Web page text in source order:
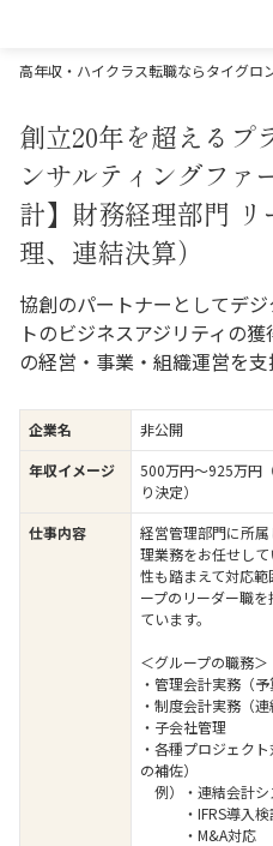
高年収・ハイクラス転職ならタイグロ
創立20年を超えるプ
ンサルティングファ
計】財務経理部門
理、連結決算）
協創のパートナーとしてデ
トのビジネスアジリティの
の経営・事業・組織運営を
企業名
非公開
年収イメージ
500万円〜925万円
り決定）
仕事内容
経営管理部門に所
理業務をお任せし
性も踏まえて対応
ープのリーダー職
ています。
＜グループの職務＞
・管理会計実務（
・制度会計実務（
・子会社管理
・各種プロジェク
の補佐）
例）・連結会計シ
・IFRS導入検
・M&A対応